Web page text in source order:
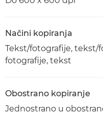
Načini kopiranja
Tekst/fotografije, tekst/
fotografije, tekst
Obostrano kopiranje
Jednostrano u